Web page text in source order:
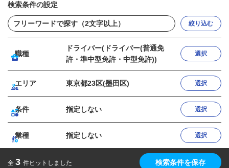
検索条件の設定
絞り込む
職種
ドライバー(ドライバー(普通免
許・準中型免許・中型免許))
選択
エリア 東京都23区(墨田区) 選択
条件 指定しない 選択
業種 指定しない 選択
全 3 件ヒットしました 検索条件を保存